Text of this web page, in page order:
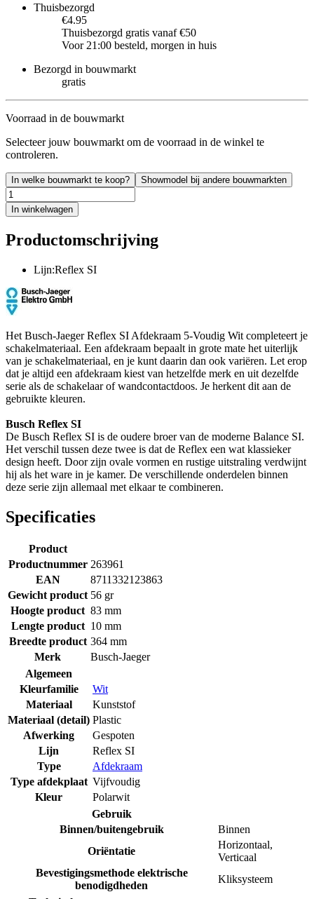
Thuisbezorgd
€4.95
Thuisbezorgd gratis vanaf €50
Voor 21:00 besteld, morgen in huis
Bezorgd in bouwmarkt
gratis
Voorraad in de bouwmarkt
Selecteer jouw bouwmarkt om de voorraad in de winkel te
controleren.
In welke bouwmarkt te koop? Showmodel bij andere bouwmarkten
In winkelwagen
Productomschrijving
Lijn:Reflex SI
Het Busch-Jaeger Reflex SI Afdekraam 5-Voudig Wit completeert je
schakelmateriaal. Een afdekraam bepaalt in grote mate het uiterlijk
van je schakelmateriaal, en je kunt daarin dan ook variëren. Let erop
dat je altijd een afdekraam kiest van hetzelfde merk en uit dezelfde
serie als de schakelaar of wandcontactdoos. Je herkent dit aan de
gebruikte kleuren.
Busch Reflex SI
De Busch Reflex SI is de oudere broer van de moderne Balance SI.
Het verschil tussen deze twee is dat de Reflex een wat klassieker
design heeft. Door zijn ovale vormen en rustige uitstraling verdwijnt
hij als het ware in je kamer. De verschillende onderdelen binnen
deze serie zijn allemaal met elkaar te combineren.
Specificaties
Product
Productnummer 263961
EAN
8711332123863
Gewicht product 56 gr
Hoogte product 83 mm
Lengte product 10 mm
Breedte product 364 mm
Merk
Busch-Jaeger
Algemeen
Kleurfamilie
Wit
Materiaal
Kunststof
Materiaal (detail) Plastic
Afwerking
Gespoten
Lijn
Reflex SI
Type
Afdekraam
Type afdekplaat Vijfvoudig
Kleur
Polarwit
Gebruik
Binnen/buitengebruik
Binnen
Oriëntatie
Horizontaal,
Verticaal
Bevestigingsmethode elektrische
benodigdheden
Kliksysteem